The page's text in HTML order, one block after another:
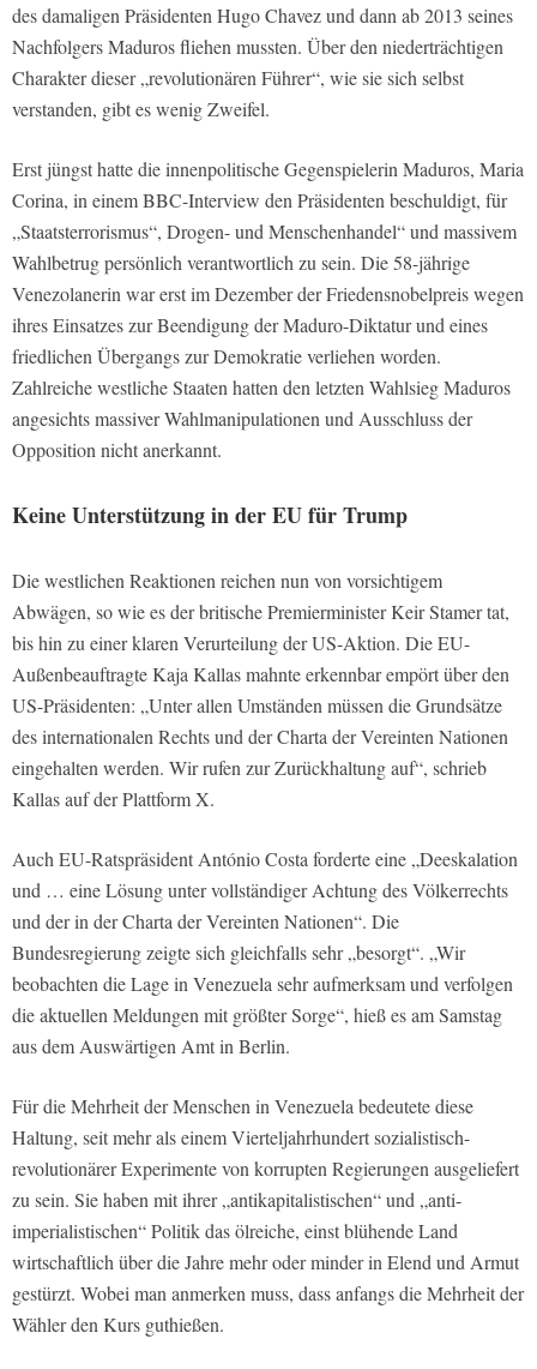
des damaligen Präsidenten Hugo Chavez und dann ab 2013 seines
Nachfolgers Maduros fliehen mussten. Über den niederträchtigen
Charakter dieser „revolutionären Führer“, wie sie sich selbst
verstanden, gibt es wenig Zweifel.
Erst jüngst hatte die innenpolitische Gegenspielerin Maduros, Maria
Corina, in einem BBC-Interview den Präsidenten beschuldigt, für
„Staatsterrorismus“, Drogen- und Menschenhandel“ und massivem
Wahlbetrug persönlich verantwortlich zu sein. Die 58-jährige
Venezolanerin war erst im Dezember der Friedensnobelpreis wegen
ihres Einsatzes zur Beendigung der Maduro-Diktatur und eines
friedlichen Übergangs zur Demokratie verliehen worden.
Zahlreiche westliche Staaten hatten den letzten Wahlsieg Maduros
angesichts massiver Wahlmanipulationen und Ausschluss der
Opposition nicht anerkannt.
Keine Unterstützung in der EU für Trump
Die westlichen Reaktionen reichen nun von vorsichtigem
Abwägen, so wie es der britische Premierminister Keir Stamer tat,
bis hin zu einer klaren Verurteilung der US-Aktion. Die EU-
Außenbeauftragte Kaja Kallas mahnte erkennbar empört über den
US-Präsidenten: „Unter allen Umständen müssen die Grundsätze
des internationalen Rechts und der Charta der Vereinten Nationen
eingehalten werden. Wir rufen zur Zurückhaltung auf“, schrieb
Kallas auf der Plattform X.
Auch EU-Ratspräsident António Costa forderte eine „Deeskalation
und … eine Lösung unter vollständiger Achtung des Völkerrechts
und der in der Charta der Vereinten Nationen“. Die
Bundesregierung zeigte sich gleichfalls sehr „besorgt“. „Wir
beobachten die Lage in Venezuela sehr aufmerksam und verfolgen
die aktuellen Meldungen mit größter Sorge“, hieß es am Samstag
aus dem Auswärtigen Amt in Berlin.
Für die Mehrheit der Menschen in Venezuela bedeutete diese
Haltung, seit mehr als einem Vierteljahrhundert sozialistisch-
revolutionärer Experimente von korrupten Regierungen ausgeliefert
zu sein. Sie haben mit ihrer „antikapitalistischen“ und „anti-
imperialistischen“ Politik das ölreiche, einst blühende Land
wirtschaftlich über die Jahre mehr oder minder in Elend und Armut
gestürzt. Wobei man anmerken muss, dass anfangs die Mehrheit der
Wähler den Kurs guthießen.